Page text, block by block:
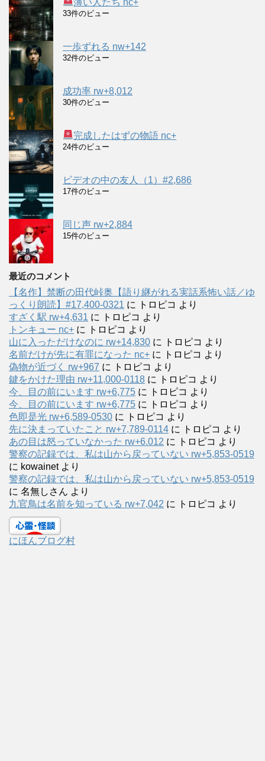
33件のビュー
一歩ずれる nw+142
32件のビュー
成功率 rw+8,012
30件のビュー
完成したはずの物語 nc+
24件のビュー
ビデオの中の友人（1）#2,686
17件のビュー
同じ声 rw+2,884
15件のビュー
最近のコメント
【名作】禁断の田代峠奥【語り継がれる実話系怖い話／ゆ
っくり朗読】#17,400-0321 に トロピコ より
すざく駅 rw+4,631 に トロピコ より
トンキュー nc+ に トロピコ より
山に入っただけなのに rw+14,830 に トロピコ より
名前だけが先に有罪になった nc+ に トロピコ より
偽物が近づく rw+967 に トロピコ より
鍵をかけた理由 rw+11,000-0118 に トロピコ より
今、目の前にいます rw+6,775 に トロピコ より
今、目の前にいます rw+6,775 に トロピコ より
色即是光 rw+6,589-0530 に トロピコ より
先に決まっていたこと rw+7,789-0114 に トロピコ より
あの目は怒っていなかった rw+6.012 に トロピコ より
警察の記録では、私は山から戻っていない rw+5,853-0519
に kowainetより
警察の記録では、私は山から戻っていない rw+5,853-0519
に 名無しさん より
九官鳥は名前を知っている rw+7,042 に トロピコ より
にほんブログ村